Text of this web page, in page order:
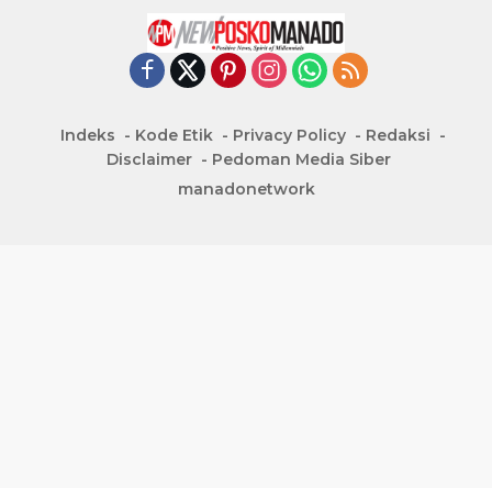
Indeks Kode Etik Privacy Policy
Redaksi
Disclaimer
Pedoman Media Siber
manadonetwork